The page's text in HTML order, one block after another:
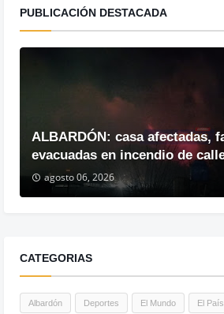
PUBLICACIÓN DESTACADA
ALBARDÓN: casa afectadas,
evacuadas en incendio de
agosto 06, 2026
CATEGORIAS
Albardón Deportes El Mundo El País